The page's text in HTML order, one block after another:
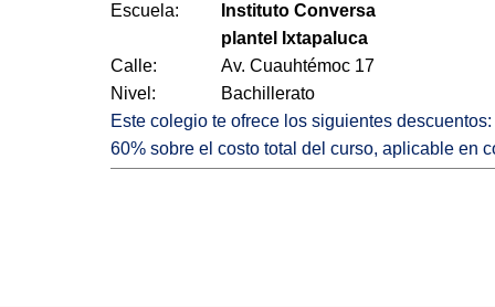
Escuela:
Instituto Conversa
plantel Ixtapaluca
Calle:
Av. Cuauhtémoc 17
Nivel:
Bachillerato
Este colegio te ofrece los siguientes descuentos:
60% sobre el costo total del curso, aplicable en